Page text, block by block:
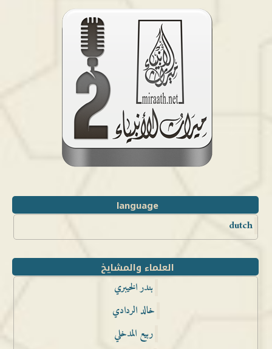
language
dutch
العلماء والمشايخ
بندر الخيبري
خالد الردادي
ربيع المدخلي